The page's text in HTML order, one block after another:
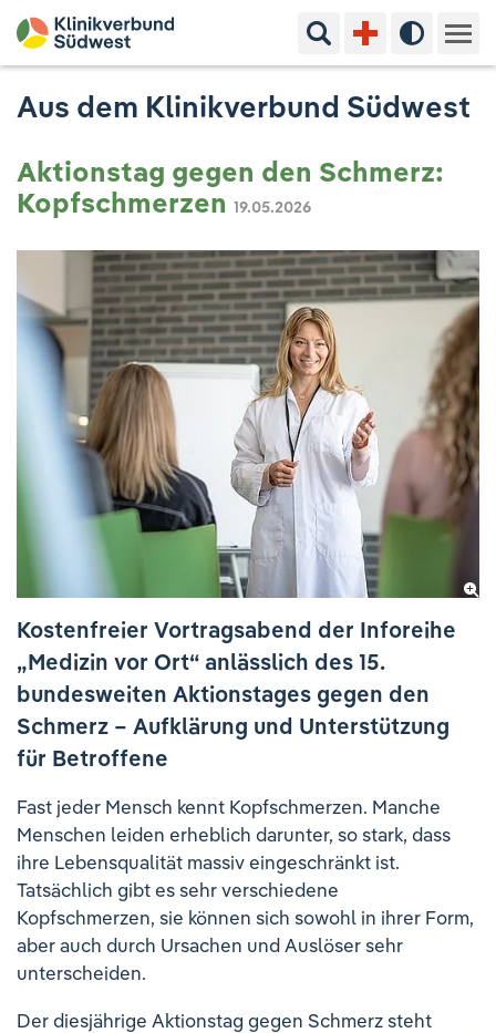
Suchbegriff eingeben
Hoher
Kliniken & Experten
Pflege & Beratung
Ausbildung & Studium
Jobs & Karriere
Der Klinikverbund Südwest
Standorte & Kontakt Aktuelles
Veranstaltungen
Ihre Meinung ist uns wichtig!
Aus dem Klinikverbund Südwest
Aktionstag gegen den Schmerz:
Kopfschmerzen 19.05.2026
Kostenfreier Vortragsabend der Inforeihe
„Medizin vor Ort“ anlässlich des 15.
bundesweiten Aktionstages gegen den
Schmerz – Aufklärung und Unterstützung
für Betroffene
Fast jeder Mensch kennt Kopfschmerzen. Manche
Menschen leiden erheblich darunter, so stark, dass
ihre Lebensqualität massiv eingeschränkt ist.
Tatsächlich gibt es sehr verschiedene
Kopfschmerzen, sie können sich sowohl in ihrer Form,
aber auch durch Ursachen und Auslöser sehr
unterscheiden.
Der diesjährige Aktionstag gegen Schmerz steht